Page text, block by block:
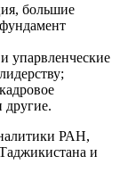
большие
упарвленческие
другие.
РАН,
и